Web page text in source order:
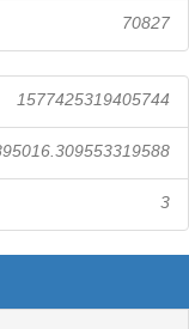
70827
1577425319405744
3